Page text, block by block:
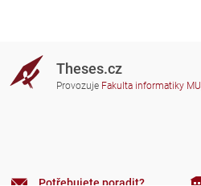
Theses.cz
Provozuje Fakulta informatiky MU
Potřebujete poradit?